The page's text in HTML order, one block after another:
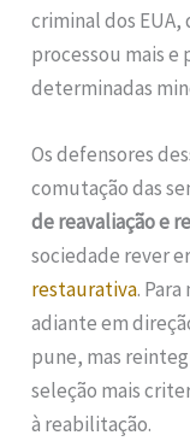
criminal dos
processou mais e
determinadas
Os defensores
comutação das
de reavaliação e
sociedade rever
restaurativa.
adiante em
pune, mas
seleção mais
à reabilitação.